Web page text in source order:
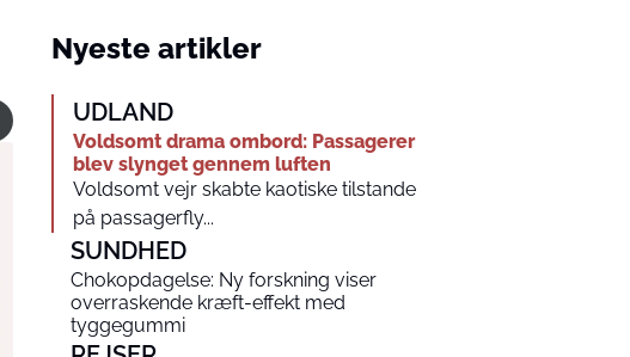
Nyeste artikler
UDLAND
Voldsomt drama ombord: Passagerer
blev slynget gennem luften
Voldsomt vejr skabte kaotiske tilstande
på passagerfly...
SUNDHED
Chokopdagelse: Ny forskning viser
overraskende kræft-effekt med
tyggegummi